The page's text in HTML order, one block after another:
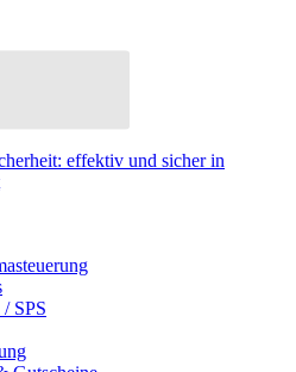
effektiv und sicher in
SPS